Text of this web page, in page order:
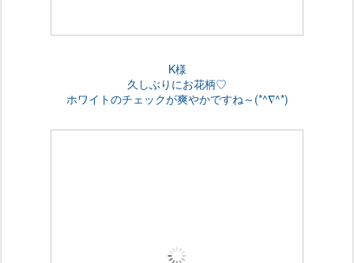
K様
久しぶりにお花柄♡
ホワイトのチェックが爽やかですね～(*^∇^*)